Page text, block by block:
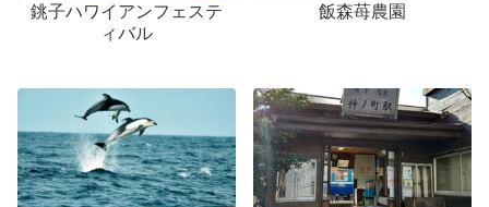
銚子ハワイアンフェステ
ィバル
飯森苺農園